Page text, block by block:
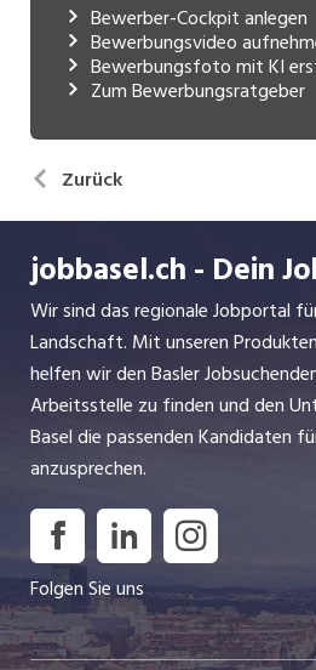
Bewerber-Cockpit anlegen
Bewerbungsvideo
Bewerbungsfoto mit KI
Zum Bewerbungsratgeber
Zurück
jobbasel.ch - Dein
Wir sind das regionale Jobportal
Landschaft. Mit unseren
helfen wir den Basler
Arbeitsstelle zu finden und den
Basel die passenden Kandidaten
anzusprechen.
Folgen Sie uns